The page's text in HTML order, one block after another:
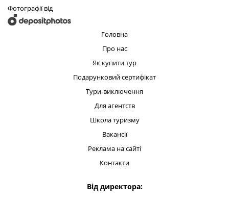
Фотографії від
Головна
Про нас
Як купити тур
Подарунковий сертифікат
Тури-виключення
Для агентств
Школа туризму
Вакансії
Реклама на сайті
Контакти
Від директора: